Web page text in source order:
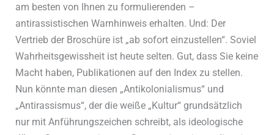
am besten von Ihnen zu formulierenden –
antirassistischen Warnhinweis erhalten. Und: Der
Vertrieb der Broschüre ist „ab sofort einzustellen“. Soviel
Wahrheitsgewissheit ist heute selten. Gut, dass Sie keine
Macht haben, Publikationen auf den Index zu stellen.
Nun könnte man diesen „Antikolonialismus“ und
„Antirassismus“, der die weiße „Kultur“ grundsätzlich
nur mit Anführungszeichen schreibt, als ideologische